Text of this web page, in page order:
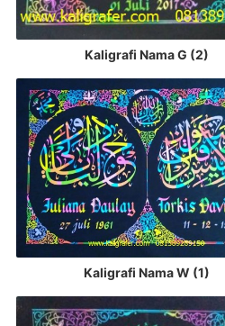
Kaligrafi Nama G (2)
Kaligrafi Nama W (1)